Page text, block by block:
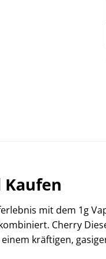
Kaufen
mit dem 1g
Cherry
kräftigen,